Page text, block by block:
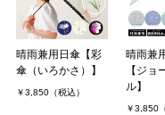
晴雨兼用日傘【彩
傘（いろかさ）】
￥3,850（税込）
晴雨兼
【ジョ
ル】
￥3,850